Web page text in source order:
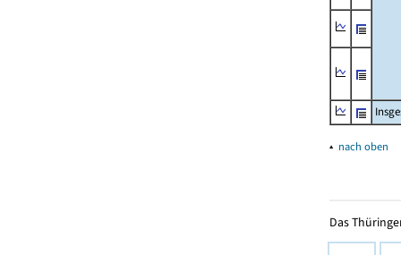
▴ nach oben
Das